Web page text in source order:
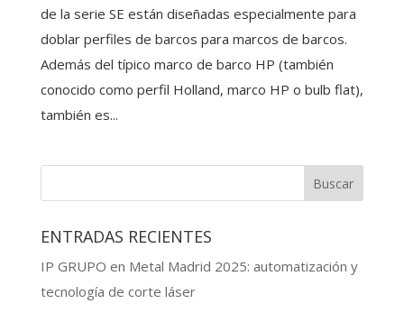
de la serie SE están diseñadas especialmente para
doblar perfiles de barcos para marcos de barcos.
Además del típico marco de barco HP (también
conocido como perfil Holland, marco HP o bulb flat),
también es...
ENTRADAS RECIENTES
IP GRUPO en Metal Madrid 2025: automatización y
tecnología de corte láser